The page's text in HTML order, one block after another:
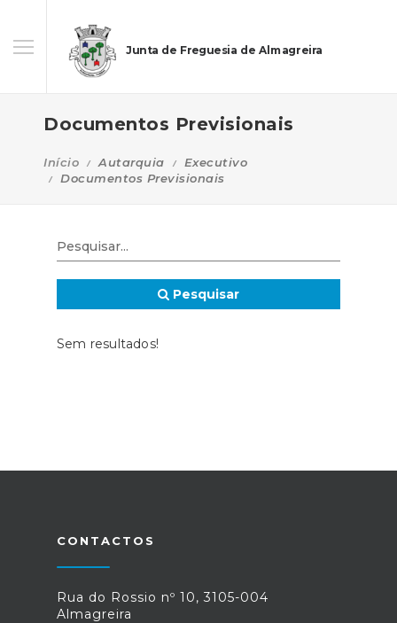
Junta de Freguesia de Almagreira
Documentos Previsionais
Início Autarquia
Executivo
Documentos Previsionais
Pesquisar
Sem resultados!
CONTACTOS
Rua do Rossio nº 10, 3105-004
Almagreira